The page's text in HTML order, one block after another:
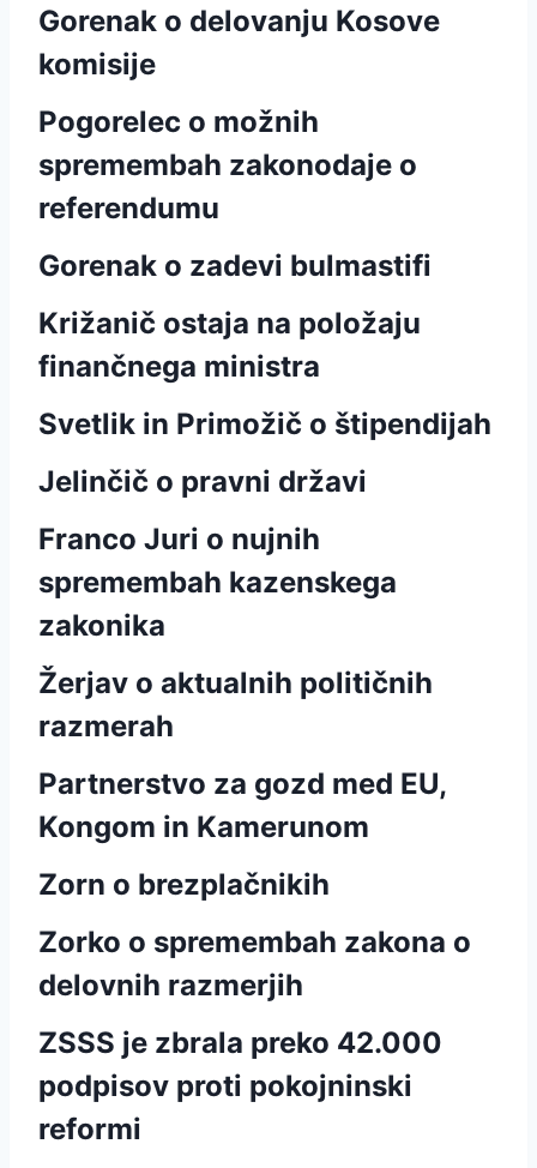
Gorenak o delovanju Kosove
komisije
Pogorelec o možnih
spremembah zakonodaje o
referendumu
Gorenak o zadevi bulmastifi
Križanič ostaja na položaju
finančnega ministra
Svetlik in Primožič o štipendijah
Jelinčič o pravni državi
Franco Juri o nujnih
spremembah kazenskega
zakonika
Žerjav o aktualnih političnih
razmerah
Partnerstvo za gozd med EU,
Kongom in Kamerunom
Zorn o brezplačnikih
Zorko o spremembah zakona o
delovnih razmerjih
ZSSS je zbrala preko 42.000
podpisov proti pokojninski
reformi